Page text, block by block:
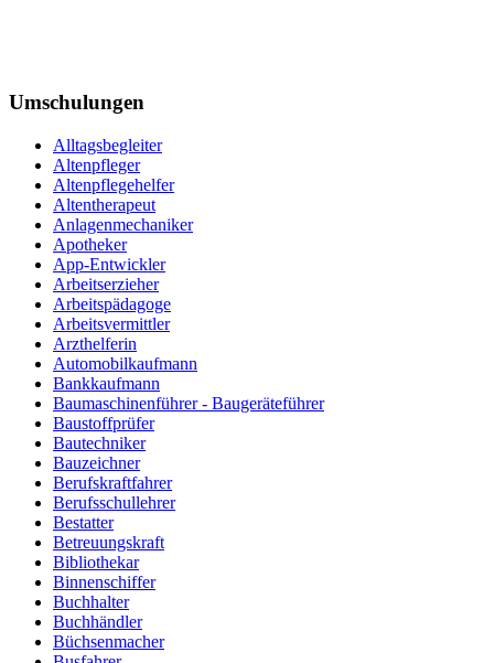
Umschulungen
Alltagsbegleiter
Altenpfleger
Altenpflegehelfer
Altentherapeut
Anlagenmechaniker
Apotheker
App-Entwickler
Arbeitserzieher
Arbeitspädagoge
Arbeitsvermittler
Arzthelferin
Automobilkaufmann
Bankkaufmann
Baumaschinenführer - Baugeräteführer
Baustoffprüfer
Bautechniker
Bauzeichner
Berufskraftfahrer
Berufsschullehrer
Bestatter
Betreuungskraft
Bibliothekar
Binnenschiffer
Buchhalter
Buchhändler
Büchsenmacher